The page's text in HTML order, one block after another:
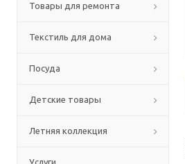
Товары для ремонта
Текстиль для дома
Посуда
Детские товары
Летняя коллекция
Услуги